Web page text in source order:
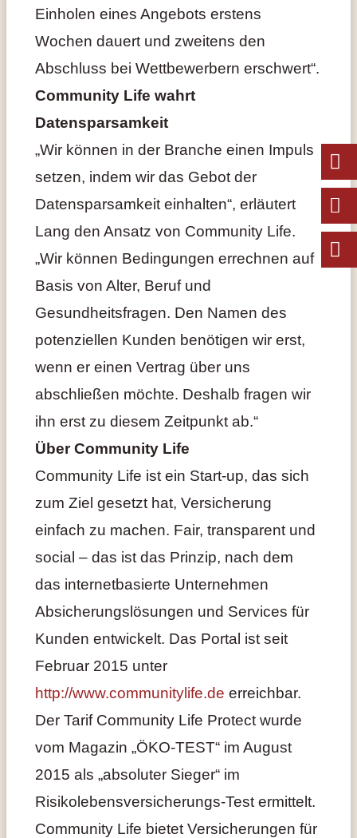
Einholen eines Angebots erstens
Wochen dauert und zweitens den
Abschluss bei Wettbewerbern erschwert“.
Community Life wahrt
Datensparsamkeit
„Wir können in der Branche einen Impuls
setzen, indem wir das Gebot der
Datensparsamkeit einhalten“, erläutert
Lang den Ansatz von Community Life.
„Wir können Bedingungen errechnen auf
Basis von Alter, Beruf und
Gesundheitsfragen. Den Namen des
potenziellen Kunden benötigen wir erst,
wenn er einen Vertrag über uns
abschließen möchte. Deshalb fragen wir
ihn erst zu diesem Zeitpunkt ab.“
Über Community Life
Community Life ist ein Start-up, das sich
zum Ziel gesetzt hat, Versicherung
einfach zu machen. Fair, transparent und
social – das ist das Prinzip, nach dem
das internetbasierte Unternehmen
Absicherungslösungen und Services für
Kunden entwickelt. Das Portal ist seit
Februar 2015 unter
http://www.communitylife.de erreichbar.
Der Tarif Community Life Protect wurde
vom Magazin „ÖKO-TEST“ im August
2015 als „absoluter Sieger“ im
Risikolebensversicherungs-Test ermittelt.
Community Life bietet Versicherungen für